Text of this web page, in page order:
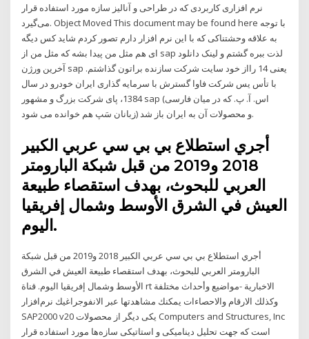
نرم افزاری کاربردی که در طراحی و آنالیز سازه مورد استفاده قرار
می‌گیرد. Object Moved This document may be found here با توجه
به علاقه وحشتناکی که با این نرم افزار دارم تصور کردم شاید کس دیگه
ای هم مثل من پیدا بشه که مثل من از sap لذت ببره گشتم و لینک دانلود
آخرین ورژن sap یعنی 14 رااز خود سایت شرکت سازنده براتون گذاشتم.
با تأس یس شرکت فاوا گسترش با سرمایه گذاری ایران خودرو در سال
1384، پای شرکت بزرگ و مشهور sap (اس. آ. پ. که در میان فارسی
زبانان سَپ هم خوانده می شود) و محصولات آن به ایران باز شد.
أجري استطلاع بي بي سي عربي الكبير
2018 و2019 من قبل شبكة البارومتر
العربي للبحوث، بهدف استقصاء طبيعة
العيش في الشرق الأوسط وشمال إفريقيا
اليوم.
أجري استطلاع بي بي سي عربي الكبير 2018 و2019 من قبل شبكة
البارومتر العربي للبحوث، بهدف استقصاء طبيعة العيش في الشرق
الأوسط وشمال إفريقيا اليوم. قناة rt الاخبارية -مواضيع وأحداث مختلفة
وكذلك الارقام والاحصاءات يمكنك مشاهدتها عبر الانفوجراغيك نرم‌افزار
SAP2000 v20 یکی دیگر از محصولات Computers and Structures, Inc
است که جهت تحلیل دینامیکی و استاتیکی سازه‌ها مورد استفاده قرار